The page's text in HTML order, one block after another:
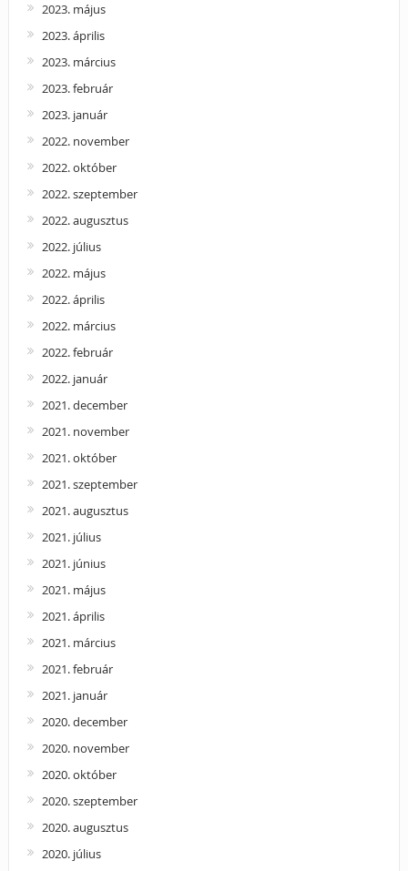
2023. május
2023. április
2023. március
2023. február
2023. január
2022. november
2022. október
2022. szeptember
2022. augusztus
2022. július
2022. május
2022. április
2022. március
2022. február
2022. január
2021. december
2021. november
2021. október
2021. szeptember
2021. augusztus
2021. július
2021. június
2021. május
2021. április
2021. március
2021. február
2021. január
2020. december
2020. november
2020. október
2020. szeptember
2020. augusztus
2020. július